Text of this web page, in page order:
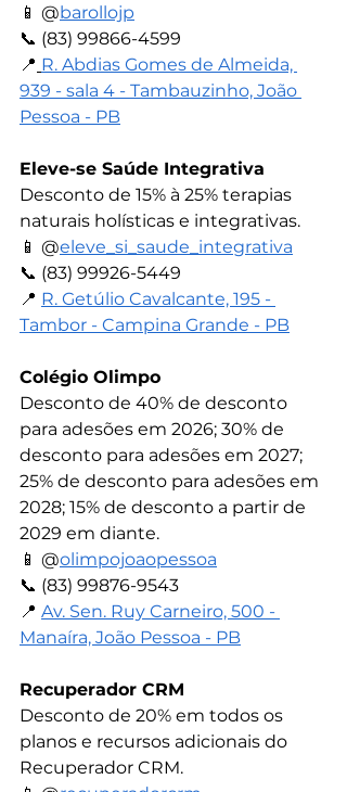
📱 @barollojp
📞 (83) 99866-4599
📍 R. Abdias Gomes de Almeida,
939 - sala 4 - Tambauzinho, João
Pessoa - PB
Eleve-se Saúde Integrativa
Desconto de 15% à 25% terapias
naturais holísticas e integrativas.
📱 @eleve_si_saude_integrativa
📞 (83) 99926-5449
📍 R. Getúlio Cavalcante, 195 -
Tambor - Campina Grande - PB
Colégio Olimpo
Desconto de 40% de desconto
para adesões em 2026; 30% de
desconto para adesões em 2027;
25% de desconto para adesões em
2028; 15% de desconto a partir de
2029 em diante.
📱 @olimpojoaopessoa
📞 (83) 99876-9543
📍 Av. Sen. Ruy Carneiro, 500 -
Manaíra, João Pessoa - PB
Recuperador CRM
Desconto de 20% em todos os
planos e recursos adicionais do
Recuperador CRM.